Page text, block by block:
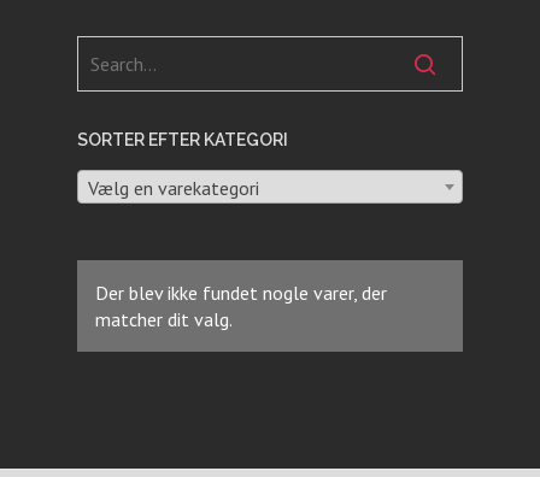
SORTER EFTER KATEGORI
Vælg en varekategori
Der blev ikke fundet nogle varer, der
matcher dit valg.